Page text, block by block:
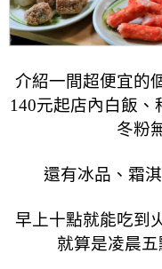
介紹一間超便宜的
140元起店內白飯、
冬粉
還有冰品、霜
早上十點就能吃到
就算是凌晨